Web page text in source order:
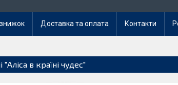
Доставка та оплата Контакти
в країні чудес"